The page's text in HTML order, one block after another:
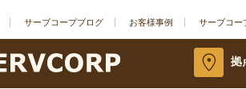
サーブコープブログ お客様事例 サーブコー
拠